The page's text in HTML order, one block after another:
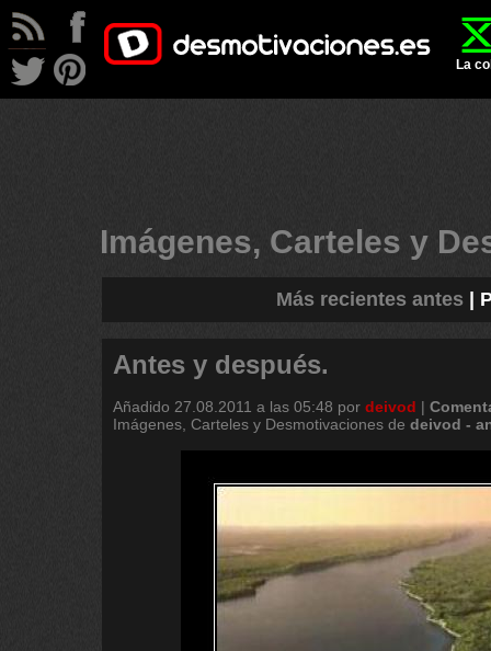
La
Imágenes, Carteles y
Más recientes antes
Antes y después.
Añadido 27.08.2011 a las 05:48 por deivod |
Imágenes, Carteles y Desmotivaciones de deivod -